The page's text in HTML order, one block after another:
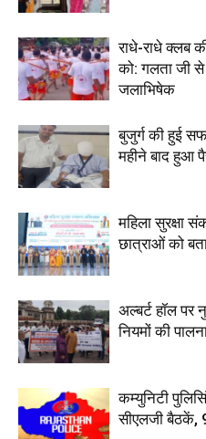
राधे-राधे क्लब
को: गलता जी
जलाभिषेक
बुजुर्ग की हुई
महीने बाद हुआ
महिला सुरक्षा
छात्राओं को
अल्बर्ट हॉल पर
नियमों की
कम्युनिटी
सीएलजी बैठकें,